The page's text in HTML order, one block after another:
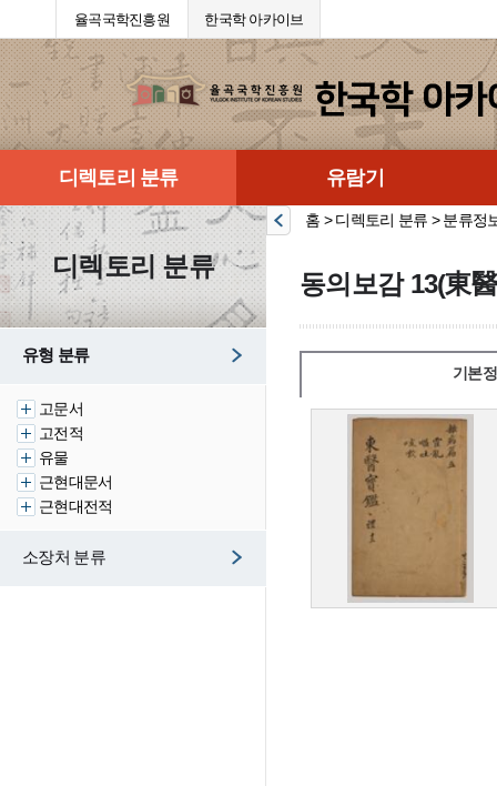
율곡국학진흥원 한국학 아카이브
디렉토리 분류 유람기
디렉토리 분류
유형 분류
고문서
고전적
유물
근현대문서
근현대전적
소장처 분류
홈 > 디렉토리 분류 > 분류정
동의보감 13(東
기본